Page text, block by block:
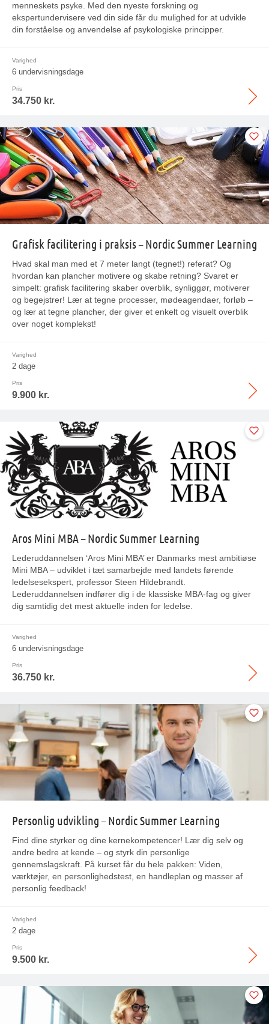
menneskets psyke. Med den nyeste forskning og
ekspertundervisere ved din side får du mulighed for at udvikle
din forståelse og anvendelse af psykologiske principper.
Varighed
6 undervisningsdage
Pris
34.750 kr.
Grafisk facilitering i praksis – Nordic Summer Learning
Hvad skal man med et 7 meter langt (tegnet!) referat? Og
hvordan kan plancher motivere og skabe retning? Svaret er
simpelt: grafisk facilitering skaber overblik, synliggør, motiverer
og begejstrer! Lær at tegne processer, mødeagendaer, forløb –
og lær at tegne plancher, der giver et enkelt og visuelt overblik
over noget komplekst!
Varighed
2 dage
Pris
9.900 kr.
Aros Mini MBA – Nordic Summer Learning
Lederuddannelsen ‘Aros Mini MBA’ er Danmarks mest ambitiøse
Mini MBA – udviklet i tæt samarbejde med landets førende
ledelsesekspert, professor Steen Hildebrandt.
Lederuddannelsen indfører dig i de klassiske MBA-fag og giver
dig samtidig det mest aktuelle inden for ledelse.
Varighed
6 undervisningsdage
Pris
36.750 kr.
Personlig udvikling – Nordic Summer Learning
Find dine styrker og dine kernekompetencer! Lær dig selv og
andre bedre at kende – og styrk din personlige
gennemslagskraft. På kurset får du hele pakken: Viden,
værktøjer, en personlighedstest, en handleplan og masser af
personlig feedback!
Varighed
2 dage
Pris
9.500 kr.